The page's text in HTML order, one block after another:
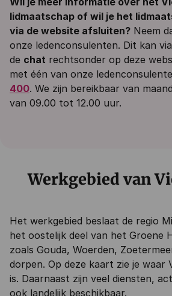
lidmaatschap of wil je het
via de website afsluiten? Neem
onze ledenconsulenten. Dit kan via
de chat rechtsonder op deze
met één van onze
400. We zijn bereikbaar van
van 09.00 tot 12.00 uur.
Werkgebied van
Het werkgebied beslaat de regio
het oostelijk deel van het Groene
zoals Gouda, Woerden,
dorpen. Op deze kaart zie je waar
is. Daarnaast zijn veel diensten,
ook landelijk beschikbaar.